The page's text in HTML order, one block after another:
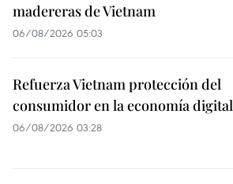
madereras de Vietnam
06/08/2026 05:03
Refuerza Vietnam protección del
consumidor en la economía digital
06/08/2026 03:28